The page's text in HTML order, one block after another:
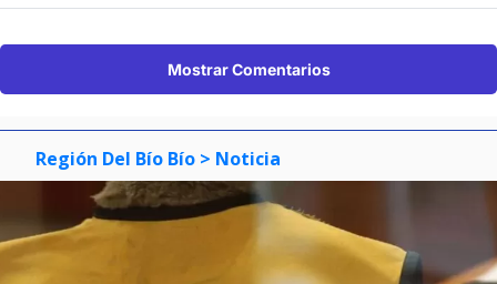
Mostrar Comentarios
Región Del Bío Bío > Noticia